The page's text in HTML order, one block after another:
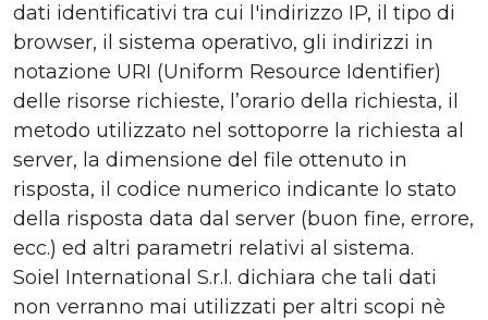
dati identificativi tra cui l'indirizzo IP, il tipo di
browser, il sistema operativo, gli indirizzi in
notazione URI (Uniform Resource Identifier)
delle risorse richieste, l’orario della richiesta, il
metodo utilizzato nel sottoporre la richiesta al
server, la dimensione del file ottenuto in
risposta, il codice numerico indicante lo stato
della risposta data dal server (buon fine, errore,
ecc.) ed altri parametri relativi al sistema.
Soiel International S.r.l. dichiara che tali dati
non verranno mai utilizzati per altri scopi nè